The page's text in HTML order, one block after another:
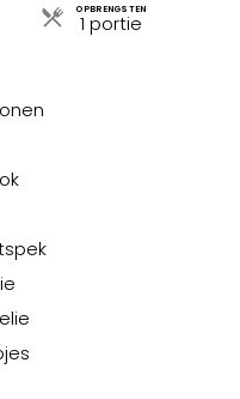
OPBRENGSTEN
1 portie